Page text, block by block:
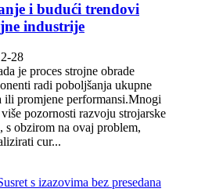
i budući trendovi
industrije
28
je proces strojne obrade
radi poboljšanja ukupne
ili promjene performansi.Mnogi
pozornosti razvoju strojarske
s obzirom na ovaj problem,
cur...